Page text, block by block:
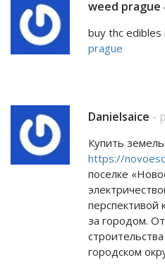
weed prague
buy thc edibles
prague
Danielsaice -
Купить
https://
поселке
перспективой
за городом.
городском